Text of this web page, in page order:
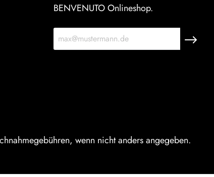
BENVENUTO Onlineshop.
wenn nicht anders angegeben.